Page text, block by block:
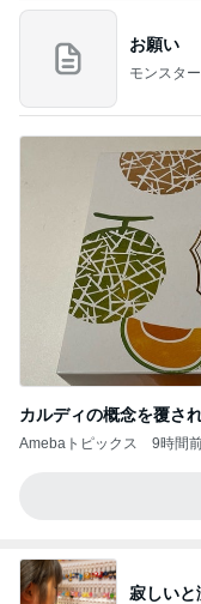
お願い
モンスタ
カルディの概念を覆さ
Amebaトピックス 9時間
寂しいと